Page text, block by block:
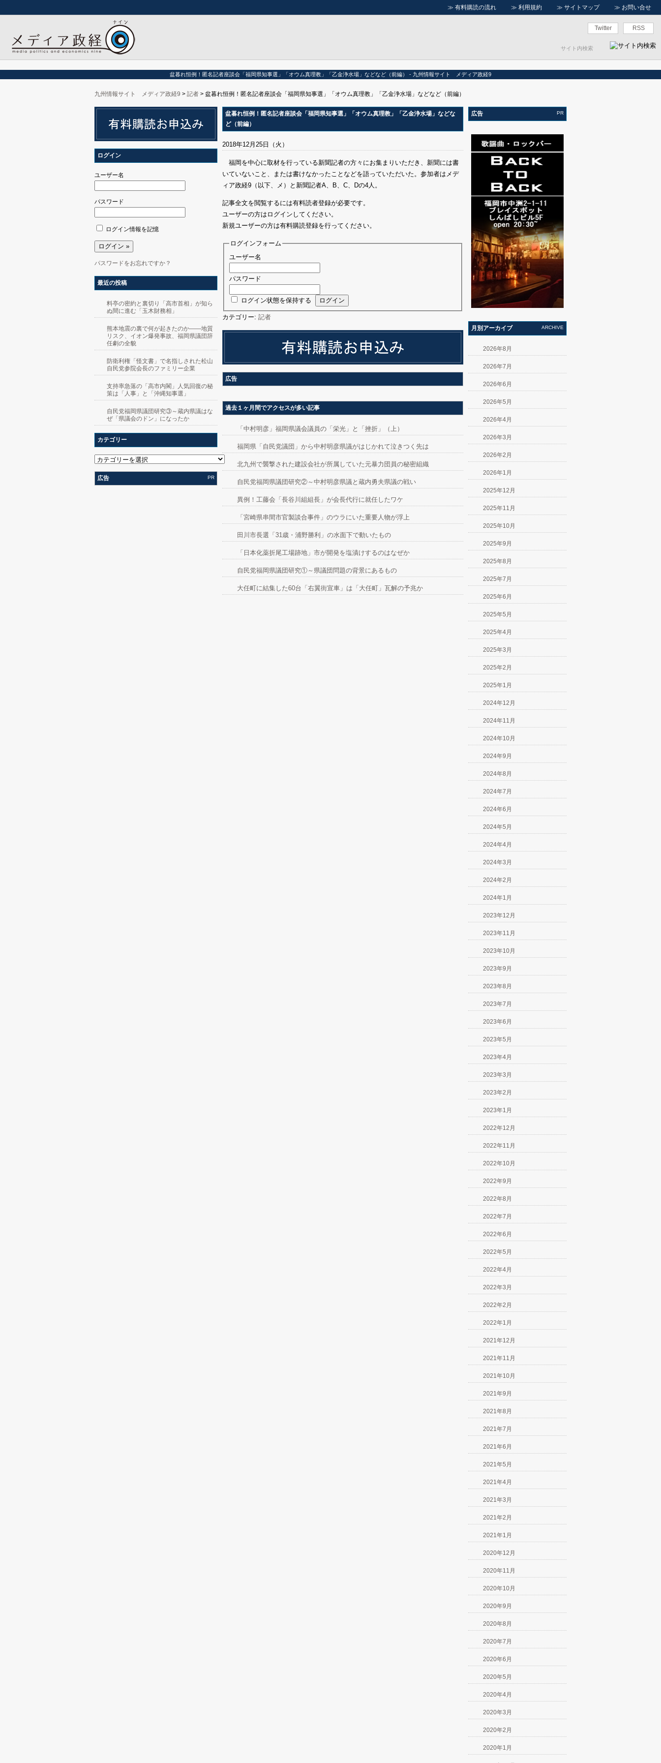
≫ 有料購読の流れ ≫ 利用規約 ≫ サイトマップ ≫ お問い合せ
Twitter RSS
盆暮れ恒例！匿名記者座談会「福岡県知事選」「オウム真理教」「乙金浄水場」などなど（前編） - 九州情報サイト メディア政経9
九州情報サイト メディア政経9 > 記者 > 盆暮れ恒例！匿名記者座談会「福岡県知事選」「オウム真理教」「乙金浄水場」などなど（前編）
ログイン
ユーザー名
パスワード
ログイン情報を記憶
パスワードをお忘れですか？
最近の投稿
料亭の密約と裏切り「高市首相」が知ら
ぬ間に進む「玉木財務相」
熊本地震の裏で何が起きたのか――地質
リスク、イオン爆発事故、福岡県議団辞
任劇の全貌
防衛利権「怪文書」で名指しされた松山
自民党参院会長のファミリー企業
支持率急落の「高市内閣」人気回復の秘
策は「人事」と「沖縄知事選」
自民党福岡県議団研究③～蔵内県議はな
ぜ「県議会のドン」になったか
カテゴリー
広告 PR
盆暮れ恒例！匿名記者座談会「福岡県知事選」「オウム真理教」「乙金浄水場」などな
ど（前編）
2018年12月25日（火）
福岡を中心に取材を行っている新聞記者の方々にお集まりいただき、新聞には書
いていないこと、または書けなかったことなどを語っていただいた。参加者はメデ
ィア政経9（以下、メ）と新聞記者A、B、C、Dの4人。
記事全文を閲覧するには有料読者登録が必要です。
ユーザーの方はログインしてください。
新規ユーザーの方は有料購読登録を行ってください。
ログインフォーム
ユーザー名
パスワード
ログイン状態を保持する
カテゴリー: 記者
広告
過去１ヶ月間でアクセスが多い記事
「中村明彦」福岡県議会議員の「栄光」と「挫折」（上）
福岡県「自民党議団」から中村明彦県議がはじかれて泣きつく先は
北九州で襲撃された建設会社が所属していた元暴力団員の秘密組織
自民党福岡県議団研究②～中村明彦県議と蔵内勇夫県議の戦い
異例！工藤会「長谷川組組長」が会長代行に就任したワケ
「宮崎県串間市官製談合事件」のウラにいた重要人物が浮上
田川市長選「31歳・浦野勝利」の水面下で動いたもの
「日本化薬折尾工場跡地」市が開発を塩漬けするのはなぜか
自民党福岡県議団研究①～県議団問題の背景にあるもの
大任町に結集した60台「右翼街宣車」は「大任町」瓦解の予兆か
広告 PR
月別アーカイブ ARCHIVE
2026年8月
2026年7月
2026年6月
2026年5月
2026年4月
2026年3月
2026年2月
2026年1月
2025年12月
2025年11月
2025年10月
2025年9月
2025年8月
2025年7月
2025年6月
2025年5月
2025年4月
2025年3月
2025年2月
2025年1月
2024年12月
2024年11月
2024年10月
2024年9月
2024年8月
2024年7月
2024年6月
2024年5月
2024年4月
2024年3月
2024年2月
2024年1月
2023年12月
2023年11月
2023年10月
2023年9月
2023年8月
2023年7月
2023年6月
2023年5月
2023年4月
2023年3月
2023年2月
2023年1月
2022年12月
2022年11月
2022年10月
2022年9月
2022年8月
2022年7月
2022年6月
2022年5月
2022年4月
2022年3月
2022年2月
2022年1月
2021年12月
2021年11月
2021年10月
2021年9月
2021年8月
2021年7月
2021年6月
2021年5月
2021年4月
2021年3月
2021年2月
2021年1月
2020年12月
2020年11月
2020年10月
2020年9月
2020年8月
2020年7月
2020年6月
2020年5月
2020年4月
2020年3月
2020年2月
2020年1月